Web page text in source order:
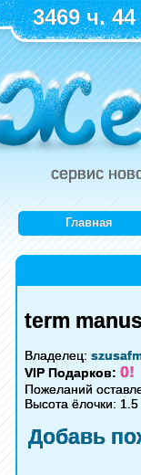
3469 ч.
сервис
Главная
term
Владелец:
VIP Подарков: 0!
Пожеланий
Высота ёлочки:
Добавь